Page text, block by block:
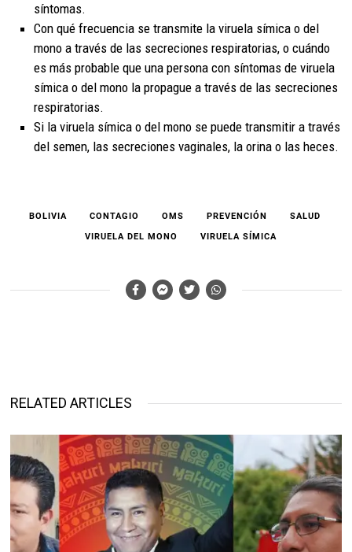
síntomas.
Con qué frecuencia se transmite la viruela símica o del
mono a través de las secreciones respiratorias, o cuándo
es más probable que una persona con síntomas de viruela
símica o del mono la propague a través de las secreciones
respiratorias.
Si la viruela símica o del mono se puede transmitir a través
del semen, las secreciones vaginales, la orina o las heces.
BOLIVIA CONTAGIO OMS PREVENCIÓN
SALUD
VIRUELA DEL MONO
VIRUELA SÍMICA
RELATED ARTICLES